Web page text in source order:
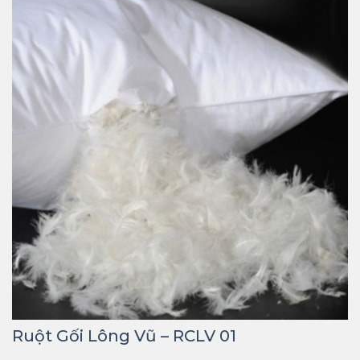
Ruột Gối Lông Vũ – RCLV 01